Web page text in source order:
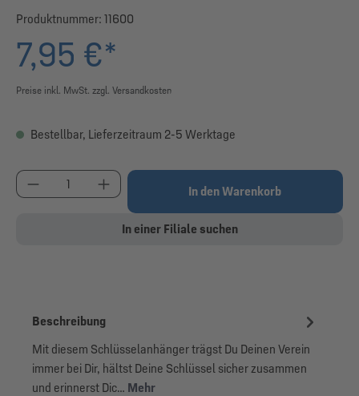
Produktnummer: 11600
7,95 €*
Preise inkl. MwSt. zzgl. Versandkosten
Bestellbar, Lieferzeitraum 2-5 Werktage
Produkt Anzahl: Gib den gewünschten Wert ein
In den Warenkorb
In einer Filiale suchen
Beschreibung
Mit diesem Schlüsselanhänger trägst Du Deinen Verein
immer bei Dir, hältst Deine Schlüssel sicher zusammen
und erinnerst Dic… Mehr